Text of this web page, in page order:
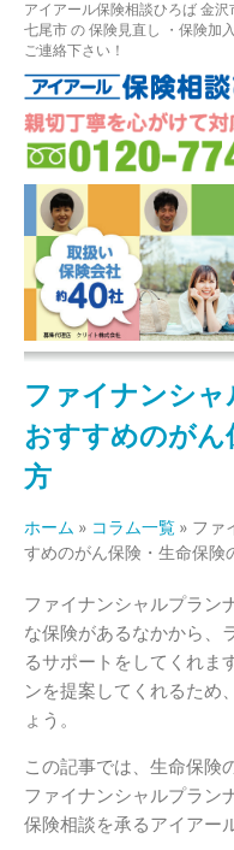
アイアール保険相談ひろば 金沢
七尾市 の 保険見直し ・保険加入
ご連絡下さい！
ファイナンシャ
おすすめのがん
方
ホーム » コラム一覧 » ファ
すめのがん保険・生命保険
ファイナンシャルプラン
な保険があるなかから、
るサポートをしてくれま
ンを提案してくれるため
ょう。
この記事では、生命保険
ファイナンシャルプラン
保険相談を承るアイアー